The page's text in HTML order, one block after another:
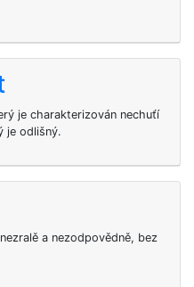
je charakterizován nechuťí
je odlišný.
a nezodpovědně, bez